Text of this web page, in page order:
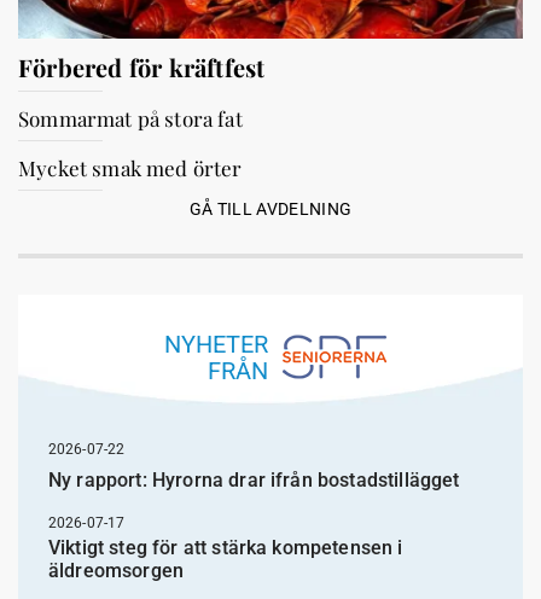
Förbered för kräftfest
Sommarmat på stora fat
Mycket smak med örter
GÅ TILL AVDELNING
NYHETER
FRÅN
2026-07-22
Ny rapport: Hyrorna drar ifrån bostadstillägget
2026-07-17
Viktigt steg för att stärka kompetensen i
äldreomsorgen